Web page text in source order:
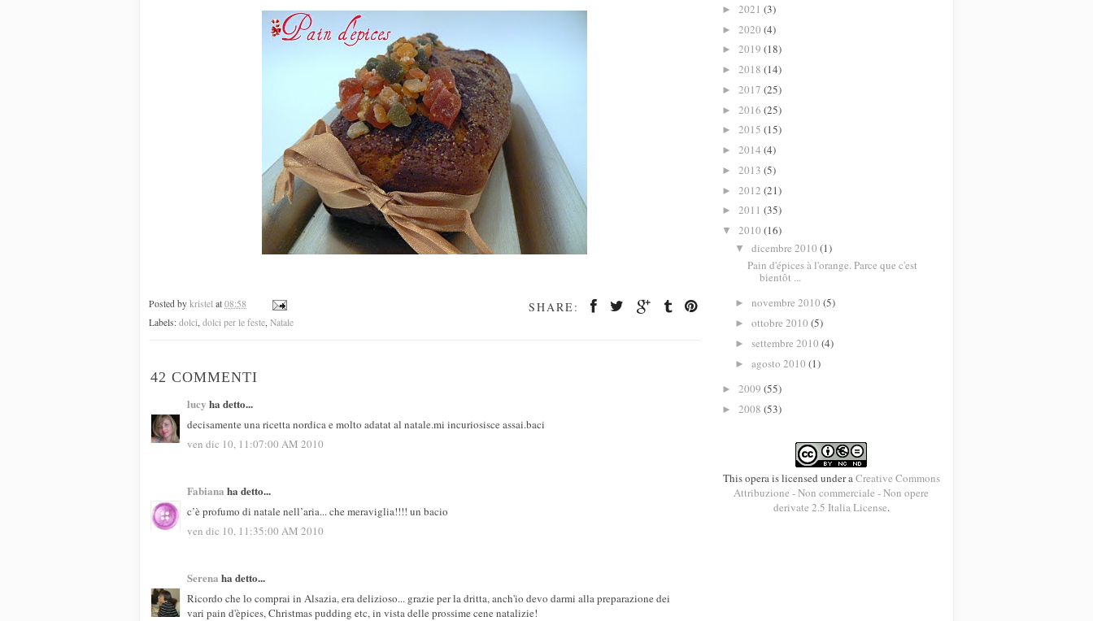
SHARE:
Posted by kristel at 08:58
Labels: dolci, dolci per le feste, Natale
42 COMMENTI
lucy ha detto...
decisamente una ricetta nordica e molto adatat al natale.mi incuriosisce assai.baci
ven dic 10, 11:07:00 AM 2010
Fabiana ha detto...
c’è profumo di natale nell’aria... che meraviglia!!!! un bacio
ven dic 10, 11:35:00 AM 2010
Serena ha detto...
Ricordo che lo comprai in Alsazia, era delizioso... grazie per la dritta, anch'io devo darmi alla preparazione dei
vari pain d'èpices, Christmas pudding etc, in vista delle prossime cene natalizie!
► 2021 (3)
► 2020 (4)
► 2019 (18)
► 2018 (14)
► 2017 (25)
► 2016 (25)
► 2015 (15)
► 2014 (4)
► 2013 (5)
► 2012 (21)
► 2011 (35)
▼ 2010 (16)
▼ dicembre 2010 (1)
Pain d'épices à l'orange. Parce que c'est
bientôt ...
► novembre 2010 (5)
► ottobre 2010 (5)
► settembre 2010 (4)
► agosto 2010 (1)
► 2009 (55)
► 2008 (53)
This opera is licensed under aCreative Commons
Attribuzione - Non commerciale - Non opere
derivate 2.5 Italia License.